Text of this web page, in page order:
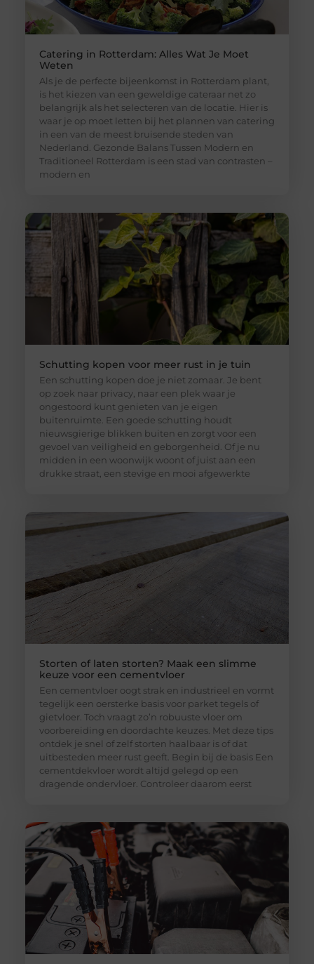
Catering in Rotterdam: Alles Wat Je Moet
Weten
Als je de perfecte bijeenkomst in Rotterdam plant,
is het kiezen van een geweldige cateraar net zo
belangrijk als het selecteren van de locatie. Hier is
waar je op moet letten bij het plannen van catering
in een van de meest bruisende steden van
Nederland. Gezonde Balans Tussen Modern en
Traditioneel Rotterdam is een stad van contrasten –
modern en
Schutting kopen voor meer rust in je tuin
Een schutting kopen doe je niet zomaar. Je bent
op zoek naar privacy, naar een plek waar je
ongestoord kunt genieten van je eigen
buitenruimte. Een goede schutting houdt
nieuwsgierige blikken buiten en zorgt voor een
gevoel van veiligheid en geborgenheid. Of je nu
midden in een woonwijk woont of juist aan een
drukke straat, een stevige en mooi afgewerkte
Storten of laten storten? Maak een slimme
keuze voor een cementvloer
Een cementvloer oogt strak en industrieel en vormt
tegelijk een oersterke basis voor parket tegels of
gietvloer. Toch vraagt zo’n robuuste vloer om
voorbereiding en doordachte keuzes. Met deze tips
ontdek je snel of zelf storten haalbaar is of dat
uitbesteden meer rust geeft. Begin bij de basis Een
cementdekvloer wordt altijd gelegd op een
dragende ondervloer. Controleer daarom eerst